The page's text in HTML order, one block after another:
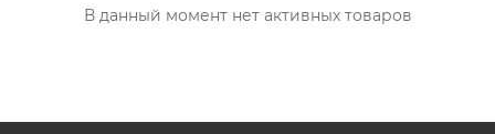
В данный момент нет активных товаров